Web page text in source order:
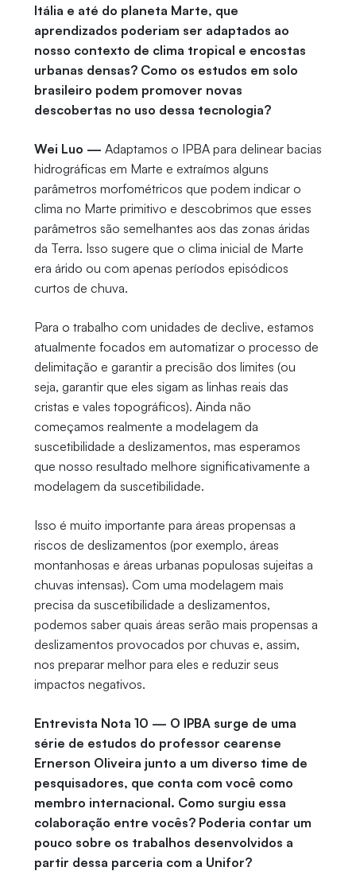
Itália e até do planeta Marte, que
aprendizados poderiam ser adaptados ao
nosso contexto de clima tropical e encostas
urbanas densas? Como os estudos em solo
brasileiro podem promover novas
descobertas no uso dessa tecnologia?
Wei Luo — Adaptamos o IPBA para delinear bacias
hidrográficas em Marte e extraímos alguns
parâmetros morfométricos que podem indicar o
clima no Marte primitivo e descobrimos que esses
parâmetros são semelhantes aos das zonas áridas
da Terra. Isso sugere que o clima inicial de Marte
era árido ou com apenas períodos episódicos
curtos de chuva.
Para o trabalho com unidades de declive, estamos
atualmente focados em automatizar o processo de
delimitação e garantir a precisão dos limites (ou
seja, garantir que eles sigam as linhas reais das
cristas e vales topográficos). Ainda não
começamos realmente a modelagem da
suscetibilidade a deslizamentos, mas esperamos
que nosso resultado melhore significativamente a
modelagem da suscetibilidade.
Isso é muito importante para áreas propensas a
riscos de deslizamentos (por exemplo, áreas
montanhosas e áreas urbanas populosas sujeitas a
chuvas intensas). Com uma modelagem mais
precisa da suscetibilidade a deslizamentos,
podemos saber quais áreas serão mais propensas a
deslizamentos provocados por chuvas e, assim,
nos preparar melhor para eles e reduzir seus
impactos negativos.
Entrevista Nota 10 — O IPBA surge de uma
série de estudos do professor cearense
Ernerson Oliveira junto a um diverso time de
pesquisadores, que conta com você como
membro internacional. Como surgiu essa
colaboração entre vocês? Poderia contar um
pouco sobre os trabalhos desenvolvidos a
partir dessa parceria com a Unifor?